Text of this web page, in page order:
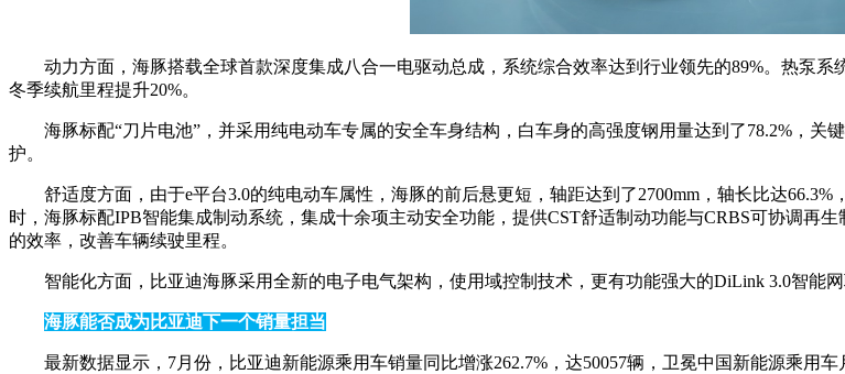
动力方面，海豚搭载全球首款深度集成八合一电驱动总成，系统综合效率达到行业领先的89%。热泵
冬季续航里程提升20%。
海豚标配“刀片电池”，并采用纯电动车专属的安全车身结构，白车身的高强度钢用量达到了78.2%，
护。
舒适度方面，由于e平台3.0的纯电动车属性，海豚的前后悬更短，轴距达到了2700mm，轴长比达
时，海豚标配IPB智能集成制动系统，集成十余项主动安全功能，提供CST舒适制动功能与CRBS可协调再
的效率，改善车辆续驶里程。
智能化方面，比亚迪海豚采用全新的电子电气架构，使用域控制技术，更有功能强大的DiLink 3.0智能
海豚能否成为比亚迪下一个销量担当
最新数据显示，7月份，比亚迪新能源乘用车销量同比增涨262.7%，达50057辆，卫冕中国新能源乘用